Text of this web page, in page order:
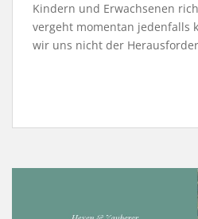
Kindern und Erwachsenen
vergeht momentan jedenfalls
wir uns nicht der